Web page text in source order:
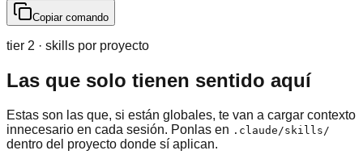
Copiar comando
tier 2 · skills por proyecto
Las que solo tienen sentido aquí
Estas son las que, si están globales, te van a cargar contexto
innecesario en cada sesión. Ponlas en .claude/skills/
dentro del proyecto donde sí aplican.